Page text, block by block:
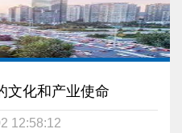
文化和产业使命
12:58:12